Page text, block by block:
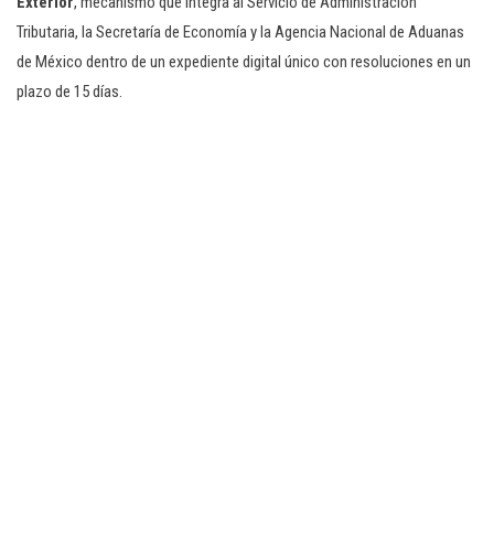
Tributaria, la Secretaría de Economía y la Agencia Nacional de Aduanas
de México dentro de un expediente digital único con resoluciones en un
plazo de 15 días.